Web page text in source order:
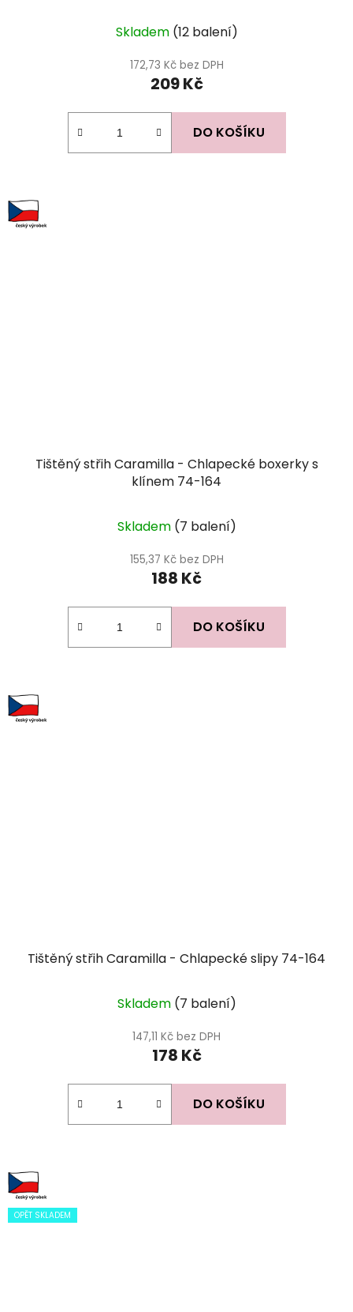
Skladem (12 balení)
172,73 Kč bez DPH
209 Kč
DO KOŠÍKU
Tištěný střih Caramilla - Chlapecké boxerky s
klínem 74-164
Skladem (7 balení)
155,37 Kč bez DPH
188 Kč
DO KOŠÍKU
Tištěný střih Caramilla - Chlapecké slipy 74-164
Skladem (7 balení)
147,11 Kč bez DPH
178 Kč
DO KOŠÍKU
OPĚT SKLADEM